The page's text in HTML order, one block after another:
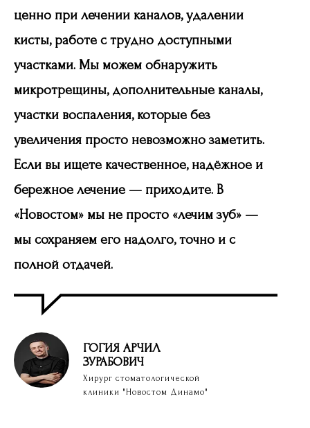
ценно при лечении каналов, удалении
кисты, работе с трудно доступными
участками. Мы можем обнаружить
микротрещины, дополнительные каналы,
участки воспаления, которые без
увеличения просто невозможно заметить.
Если вы ищете качественное, надёжное и
бережное лечение — приходите. В
«Новостом» мы не просто «лечим зуб» —
мы сохраняем его надолго, точно и с
полной отдачей.
ГОГИЯ АРЧИЛ
ЗУРАБОВИЧ
Хирург стоматологической
клиники "Новостом Динамо"
Часто задаваемые
вопросы